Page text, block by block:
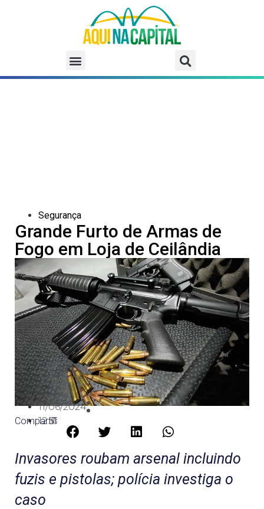
Segurança
Grande Furto de Armas de
Fogo em Loja de Ceilândia
11/06/2024
12:37
Compartilhe:
Invasores roubam arsenal incluindo
fuzis e pistolas; polícia investiga o
caso